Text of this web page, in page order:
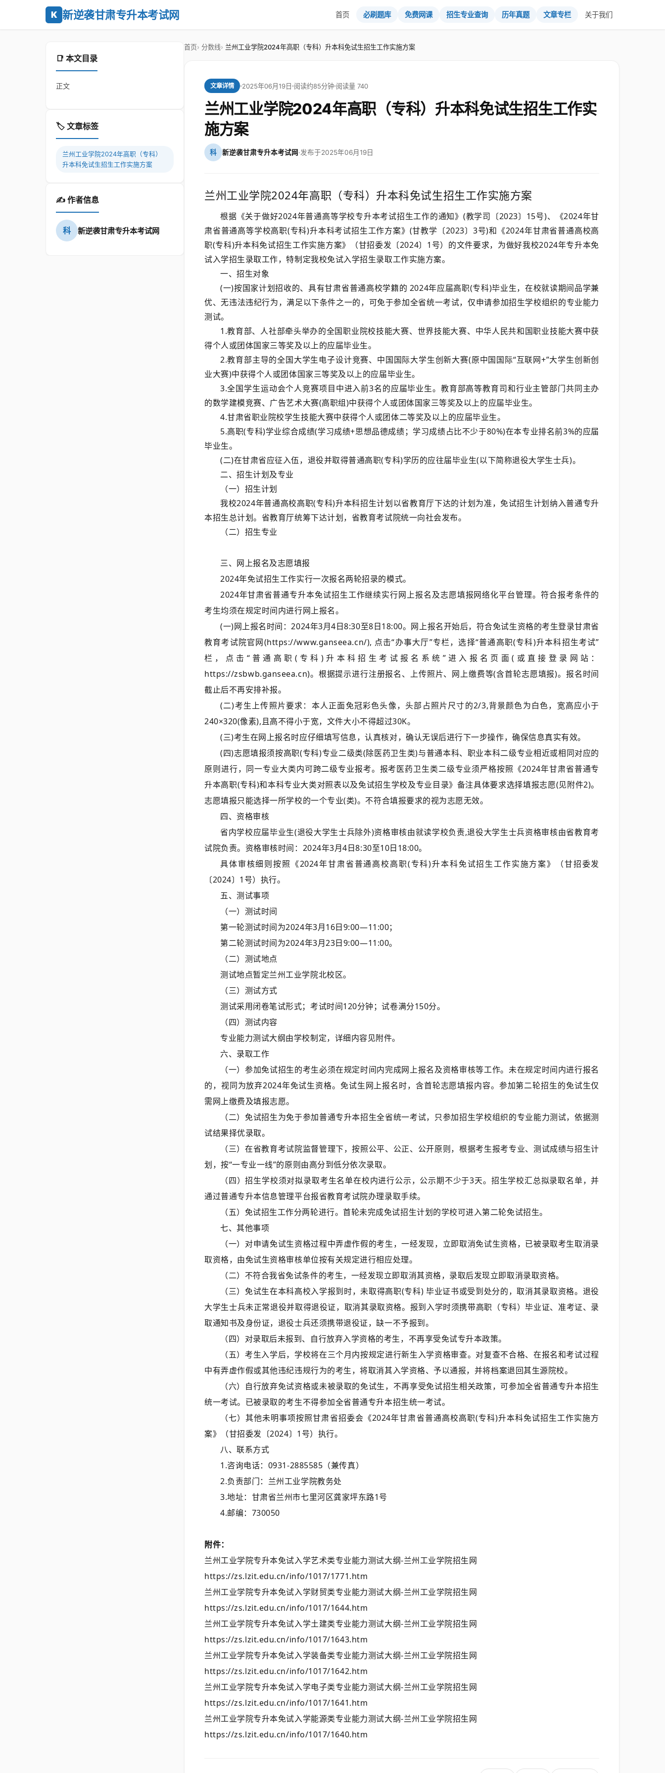
K 新逆袭甘肃专升本考试网 首页 必刷题库 免费网课 招生专业查询 历年真题 文章专栏 关于我们
📑 本文目录
正文
🏷️ 文章标签
兰州工业学院2024年高职（专科）
升本科免试生招生工作实施方案
✍️ 作者信息
科 新逆袭甘肃专升本考试网
首页 分数线 兰州工业学院2024年高职（专科）升本科免试生招生工作实施方案
文章详情 2025年06月19日 阅读约85分钟 阅读量 740
兰州工业学院2024年高职（专科）升本科免试生招生工作实
施方案
科 新逆袭甘肃专升本考试网·发布于2025年06月19日
兰州工业学院2024年高职（专科）升本科免试生招生工作实施方案
根据《关于做好2024年普通高等学校专升本考试招生工作的通知》(教学司〔2023〕15号)、《2024年甘
肃省普通高等学校高职(专科)升本科考试招生工作方案》(甘教学〔2023〕3号)和《2024年甘肃省普通高校高
职(专科)升本科免试招生工作实施方案》（甘招委发〔2024〕1号）的文件要求，为做好我校2024年专升本免
试入学招生录取工作，特制定我校免试入学招生录取工作实施方案。
一、招生对象
(一)按国家计划招收的、具有甘肃省普通高校学籍的 2024年应届高职(专科)毕业生，在校就读期间品学兼
优、无违法违纪行为，满足以下条件之一的，可免于参加全省统一考试，仅申请参加招生学校组织的专业能力
测试。
1.教育部、人社部牵头举办的全国职业院校技能大赛、世界技能大赛、中华人民共和国职业技能大赛中获
得个人或团体国家三等奖及以上的应届毕业生。
2.教育部主导的全国大学生电子设计竞赛、中国国际大学生创新大赛(原中国国际“互联网+”大学生创新创
业大赛)中获得个人或团体国家三等奖及以上的应届毕业生。
3.全国学生运动会个人竞赛项目中进入前3名的应届毕业生。教育部高等教育司和行业主管部门共同主办
的数学建模竞赛、广告艺术大赛(高职组)中获得个人或团体国家三等奖及以上的应届毕业生。
4.甘肃省职业院校学生技能大赛中获得个人或团体二等奖及以上的应届毕业生。
5.高职(专科)学业综合成绩(学习成绩+思想品德成绩；学习成绩占比不少于80%)在本专业排名前3%的应届
毕业生。
(二)在甘肃省应征入伍，退役并取得普通高职(专科)学历的应往届毕业生(以下简称退役大学生士兵)。
二、招生计划及专业
（一）招生计划
我校2024年普通高校高职(专科)升本科招生计划以省教育厅下达的计划为准，免试招生计划纳入普通专升
本招生总计划。省教育厅统筹下达计划，省教育考试院统一向社会发布。
（二）招生专业
三、网上报名及志愿填报
2024年免试招生工作实行一次报名两轮招录的模式。
2024年甘肃省普通专升本免试招生工作继续实行网上报名及志愿填报网络化平台管理。符合报考条件的
考生均须在规定时间内进行网上报名。
(一)网上报名时间：2024年3月4日8:30至8日18:00。网上报名开始后，符合免试生资格的考生登录甘肃省
教育考试院官网(https://www.ganseea.cn/), 点击“办事大厅”专栏，选择“普通高职(专科)升本科招生考试”
栏，点击“普通高职(专科)升本科招生考试报名系统”进入报名页面(或直接登录网站：
https://zsbwb.ganseea.cn)。根据提示进行注册报名、上传照片、网上缴费等(含首轮志愿填报)。报名时间
截止后不再安排补报。
(二)考生上传照片要求：本人正面免冠彩色头像，头部占照片尺寸的2/3,背景颜色为白色，宽高应小于
240×320(像素),且高不得小于宽，文件大小不得超过30K。
(三)考生在网上报名时应仔细填写信息，认真核对，确认无误后进行下一步操作，确保信息真实有效。
(四)志愿填报须按高职(专科)专业二级类(除医药卫生类)与普通本科、职业本科二级专业相近或相同对应的
原则进行，同一专业大类内可跨二级专业报考。报考医药卫生类二级专业须严格按照《2024年甘肃省普通专
升本高职(专科)和本科专业大类对照表以及免试招生学校及专业目录》备注具体要求选择填报志愿(见附件2)。
志愿填报只能选择一所学校的一个专业(类)。不符合填报要求的视为志愿无效。
四、资格审核
省内学校应届毕业生(退役大学生士兵除外)资格审核由就读学校负责,退役大学生士兵资格审核由省教育考
试院负责。资格审核时间：2024年3月4日8:30至10日18:00。
具体审核细则按照《2024年甘肃省普通高校高职(专科)升本科免试招生工作实施方案》（甘招委发
〔2024〕1号）执行。
五、测试事项
（一）测试时间
第一轮测试时间为2024年3月16日9:00—11:00；
第二轮测试时间为2024年3月23日9:00—11:00。
（二）测试地点
测试地点暂定兰州工业学院北校区。
（三）测试方式
测试采用闭卷笔试形式；考试时间120分钟；试卷满分150分。
（四）测试内容
专业能力测试大纲由学校制定，详细内容见附件。
六、录取工作
（一）参加免试招生的考生必须在规定时间内完成网上报名及资格审核等工作。未在规定时间内进行报名
的，视同为放弃2024年免试生资格。免试生网上报名时，含首轮志愿填报内容。参加第二轮招生的免试生仅
需网上缴费及填报志愿。
（二）免试招生为免于参加普通专升本招生全省统一考试，只参加招生学校组织的专业能力测试，依据测
试结果择优录取。
（三）在省教育考试院监督管理下，按照公平、公正、公开原则，根据考生报考专业、测试成绩与招生计
划，按“一专业一线”的原则由高分到低分依次录取。
（四）招生学校须对拟录取考生名单在校内进行公示，公示期不少于3天。招生学校汇总拟录取名单，并
通过普通专升本信息管理平台报省教育考试院办理录取手续。
（五）免试招生工作分两轮进行。首轮未完成免试招生计划的学校可进入第二轮免试招生。
七、其他事项
（一）对申请免试生资格过程中弄虚作假的考生，一经发现，立即取消免试生资格，已被录取考生取消录
取资格，由免试生资格审核单位按有关规定进行相应处理。
（二）不符合我省免试条件的考生，一经发现立即取消其资格，录取后发现立即取消录取资格。
（三）免试生在本科高校入学报到时，未取得高职(专科) 毕业证书或受到处分的，取消其录取资格。退役
大学生士兵未正常退役并取得退役证，取消其录取资格。报到入学时须携带高职（专科）毕业证、准考证、录
取通知书及身份证，退役士兵还须携带退役证，缺一不予报到。
（四）对录取后未报到、自行放弃入学资格的考生，不再享受免试专升本政策。
（五）考生入学后，学校将在三个月内按规定进行新生入学资格审查。对复查不合格、在报名和考试过程
中有弄虚作假或其他违纪违规行为的考生，将取消其入学资格、予以通报，并将档案退回其生源院校。
（六）自行放弃免试资格或未被录取的免试生，不再享受免试招生相关政策，可参加全省普通专升本招生
统一考试。已被录取的考生不得参加全省普通专升本招生统一考试。
（七）其他未明事项按照甘肃省招委会《2024年甘肃省普通高校高职(专科)升本科免试招生工作实施方
案》（甘招委发〔2024〕1号）执行。
八、联系方式
1.咨询电话：0931-2885585（兼传真）
2.负责部门：兰州工业学院教务处
3.地址：甘肃省兰州市七里河区龚家坪东路1号
4.邮编：730050
附件：
兰州工业学院专升本免试入学艺术类专业能力测试大纲-兰州工业学院招生网
https://zs.lzit.edu.cn/info/1017/1771.htm
兰州工业学院专升本免试入学财贸类专业能力测试大纲-兰州工业学院招生网
https://zs.lzit.edu.cn/info/1017/1644.htm
兰州工业学院专升本免试入学土建类专业能力测试大纲-兰州工业学院招生网
https://zs.lzit.edu.cn/info/1017/1643.htm
兰州工业学院专升本免试入学装备类专业能力测试大纲-兰州工业学院招生网
https://zs.lzit.edu.cn/info/1017/1642.htm
兰州工业学院专升本免试入学电子类专业能力测试大纲-兰州工业学院招生网
https://zs.lzit.edu.cn/info/1017/1641.htm
兰州工业学院专升本免试入学能源类专业能力测试大纲-兰州工业学院招生网
https://zs.lzit.edu.cn/info/1017/1640.htm